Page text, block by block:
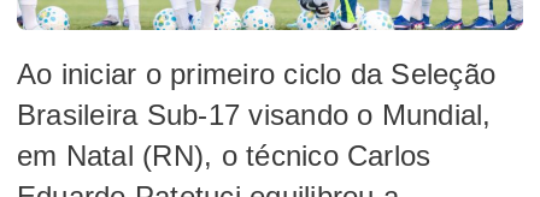
Ao iniciar o primeiro ciclo da Seleção
Brasileira Sub-17 visando o Mundial,
em Natal (RN), o técnico Carlos